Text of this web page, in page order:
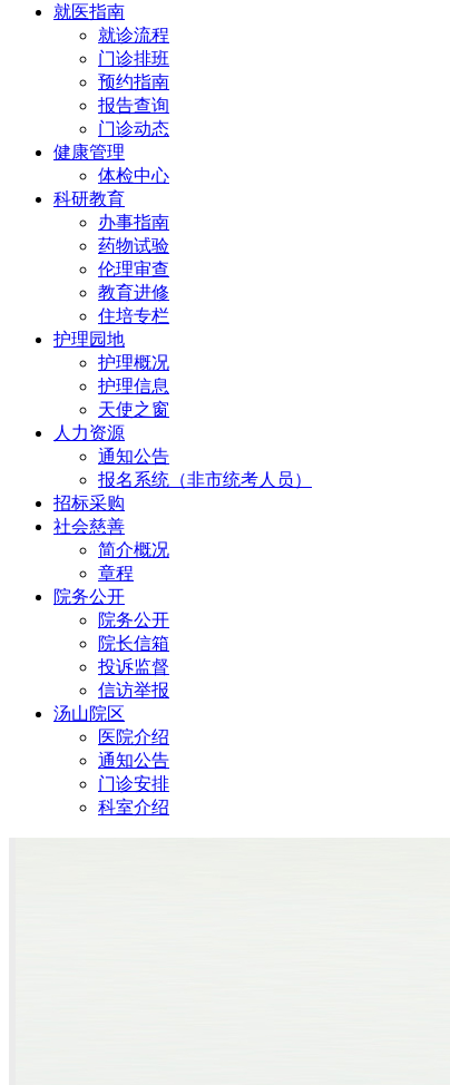
就医指南
就诊流程
门诊排班
预约指南
报告查询
门诊动态
健康管理
体检中心
科研教育
办事指南
药物试验
伦理审查
教育进修
住培专栏
护理园地
护理概况
护理信息
天使之窗
人力资源
通知公告
报名系统（非市统考人员）
招标采购
社会慈善
简介概况
章程
院务公开
院务公开
院长信箱
投诉监督
信访举报
汤山院区
医院介绍
通知公告
门诊安排
科室介绍